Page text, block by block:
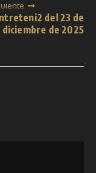
del 23 de
diciembre de 2025